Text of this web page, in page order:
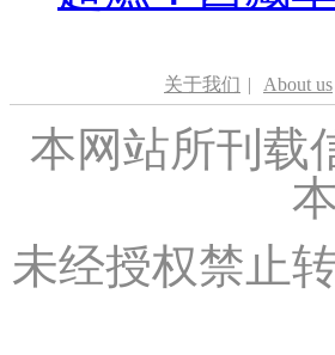
关于我们 | About us
本网站所刊载
未经授权禁止